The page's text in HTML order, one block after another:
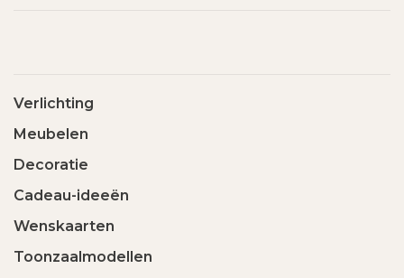
Verlichting
Meubelen
Decoratie
Cadeau-ideeën
Wenskaarten
Toonzaalmodellen